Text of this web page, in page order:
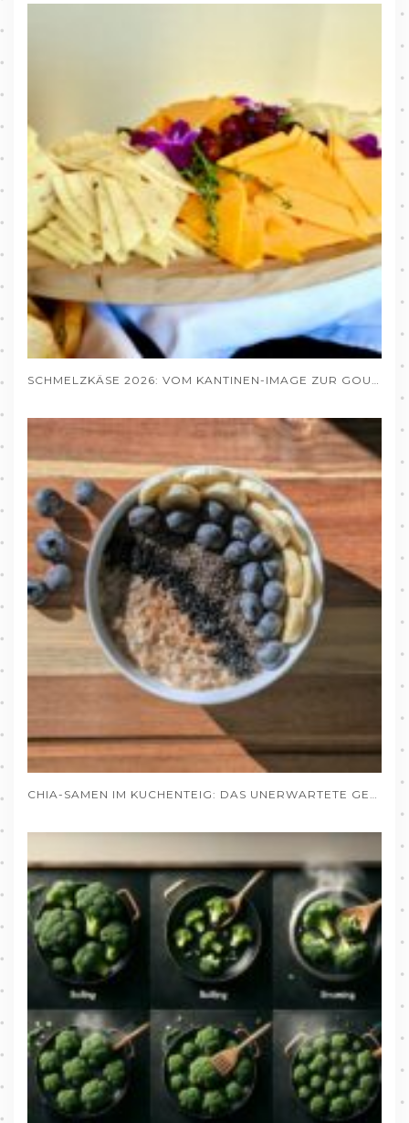
SCHMELZKÄSE 2026: VOM KANTINEN-IMAGE ZUR GOURMET-ZUTAT
CHIA-SAMEN IM KUCHENTEIG: DAS UNERWARTETE GEHEIMNIS SAFTIGER BACKWAREN